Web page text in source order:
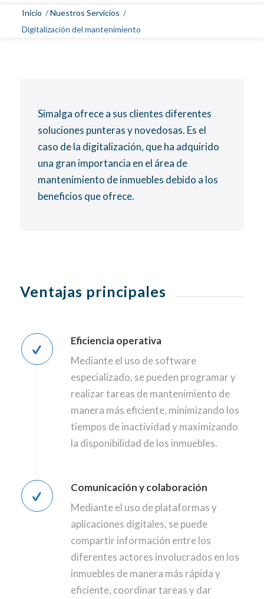
Inicio / Nuestros Servicios /
Digitalización del mantenimiento
Simalga ofrece a sus clientes diferentes
soluciones punteras y novedosas. Es el
caso de la digitalización, que ha adquirido
una gran importancia en el área de
mantenimiento de inmuebles debido a los
beneficios que ofrece.
Ventajas principales
Eficiencia operativa
Mediante el uso de software
especializado, se pueden programar y
realizar tareas de mantenimiento de
manera más eficiente, minimizando los
tiempos de inactividad y maximizando
la disponibilidad de los inmuebles.
Comunicación y colaboración
Mediante el uso de plataformas y
aplicaciones digitales, se puede
compartir información entre los
diferentes actores involucrados en los
inmuebles de manera más rápida y
eficiente, coordinar tareas y dar